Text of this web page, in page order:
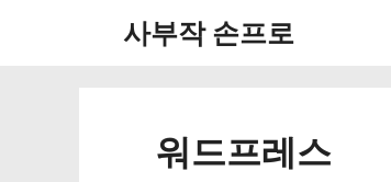
사부작 손프로
워드프레스